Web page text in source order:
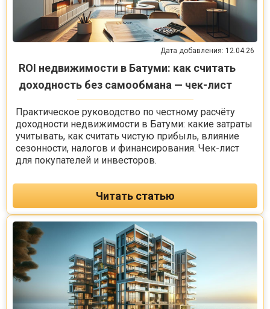
Дата добавления: 12.04.26
ROI недвижимости в Батуми: как считать
доходность без самообмана — чек-лист
Практическое руководство по честному расчёту
доходности недвижимости в Батуми: какие затраты
учитывать, как считать чистую прибыль, влияние
сезонности, налогов и финансирования. Чек-лист
для покупателей и инвесторов.
Читать статью